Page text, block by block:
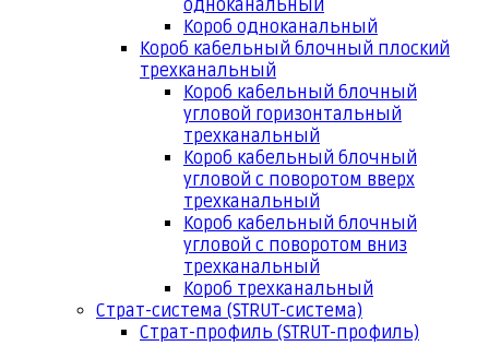
одноканальный
Короб одноканальный
Короб кабельный блочный плоский
трехканальный
Короб кабельный блочный
угловой горизонтальный
трехканальный
Короб кабельный блочный
угловой с поворотом вверх
трехканальный
Короб кабельный блочный
угловой с поворотом вниз
трехканальный
Короб трехканальный
Страт-система (STRUT-система)
Страт-профиль (STRUT-профиль)